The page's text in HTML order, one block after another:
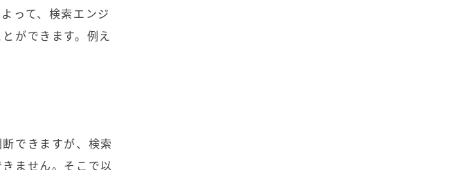
って、検索エンジ
ができます。例え
できますが、検索
ません。そこで以